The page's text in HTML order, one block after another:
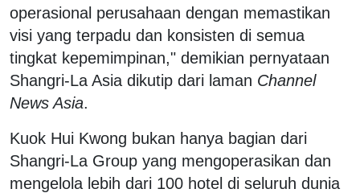
operasional perusahaan dengan memastikan
visi yang terpadu dan konsisten di semua
tingkat kepemimpinan," demikian pernyataan
Shangri-La Asia dikutip dari laman Channel
News Asia.
Kuok Hui Kwong bukan hanya bagian dari
Shangri-La Group yang mengoperasikan dan
mengelola lebih dari 100 hotel di seluruh dunia